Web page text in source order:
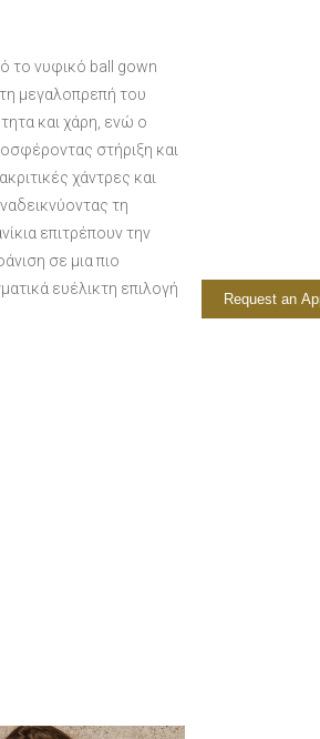
το νυφικό ball gown
μεγαλοπρεπή του
και χάρη, ενώ ο
στήριξη και
χάντρες και
τη
επιτρέπουν την
σε μια πιο
ευέλικτη επιλογή
Request an